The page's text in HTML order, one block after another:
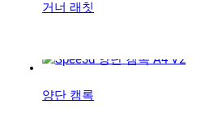
거너 래칫
양단 캠록